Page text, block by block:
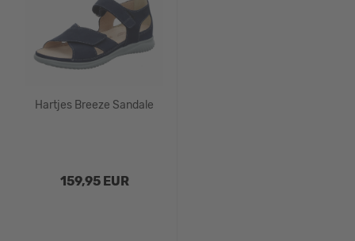
Hartjes Breeze Sandale
159,95 EUR